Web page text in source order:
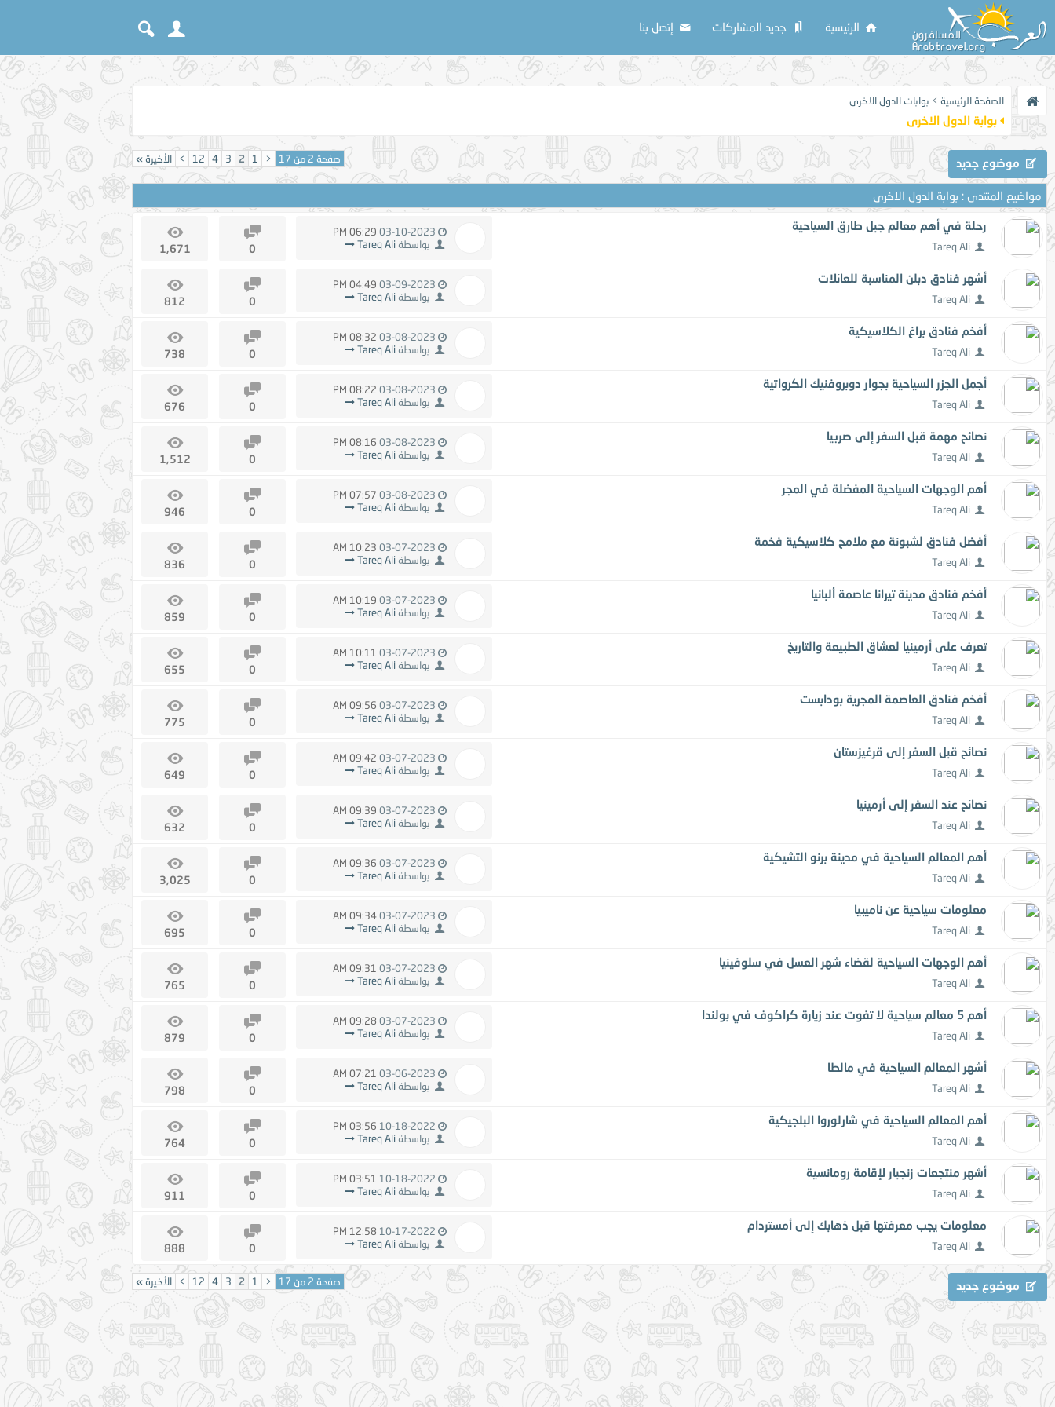
الرئيسية جديد المشاركات إتصل بنا
الصفحة الرئيسية > بوابات الدول الاخرى
بوابة الدول الاخرى
موضوع جديد صفحة 2 من 17 <
1
2
3
4
12
> الأخيرة»
مواضيع المنتدى : بوابة الدول الاخرى
رحلة في أهم معالم جبل طارق السياحية
Tareq Ali
0
1,671
06:29 PM
بواسطةTareq Ali
أشهر فنادق دبلن المناسبة للعائلات
Tareq Ali
0
812
04:49 PM
بواسطةTareq Ali
أفخم فنادق براغ الكلاسيكية
Tareq Ali
0
738
08:32 PM
بواسطةTareq Ali
أجمل الجزر السياحية بجوار دوبروفنيك الكرواتية
Tareq Ali
0
676
08:22 PM
بواسطةTareq Ali
نصائح مهمة قبل السفر إلى صربيا
Tareq Ali
0
1,512
08:16 PM
بواسطةTareq Ali
أهم الوجهات السياحية المفضلة في المجر
Tareq Ali
0
946
07:57 PM
بواسطةTareq Ali
أفضل فنادق لشبونة مع ملامح كلاسيكية فخمة
Tareq Ali
0
836
10:23 AM
بواسطةTareq Ali
أفخم فنادق مدينة تيرانا عاصمة ألبانيا
Tareq Ali
0
859
10:19 AM
بواسطةTareq Ali
تعرف على أرمينيا لعشاق الطبيعة والتاريخ
Tareq Ali
0
655
10:11 AM
بواسطةTareq Ali
أفخم فنادق العاصمة المجرية بودابست
Tareq Ali
0
775
09:56 AM
بواسطةTareq Ali
نصائح قبل السفر إلى قرغيزستان
Tareq Ali
0
649
09:42 AM
بواسطةTareq Ali
نصائح عند السفر إلى أرمينيا
Tareq Ali
0
632
09:39 AM
بواسطةTareq Ali
أهم المعالم السياحية في مدينة برنو التشيكية
Tareq Ali
0
3,025
09:36 AM
بواسطةTareq Ali
معلومات سياحية عن ناميبيا
Tareq Ali
0
695
09:34 AM
بواسطةTareq Ali
أهم الوجهات السياحية لقضاء شهر العسل في سلوفينيا
Tareq Ali
0
765
09:31 AM
بواسطةTareq Ali
أهم 5 معالم سياحية لا تفوت عند زيارة كراكوف في بولندا
Tareq Ali
0
879
09:28 AM
بواسطةTareq Ali
أشهر المعالم السياحية في مالطا
Tareq Ali
0
798
07:21 AM
بواسطةTareq Ali
أهم المعالم السياحية في شارلوروا البلجيكية
Tareq Ali
0
764
03:56 PM
بواسطةTareq Ali
أشهر منتجعات زنجبار لإقامة رومانسية
Tareq Ali
0
911
03:51 PM
بواسطةTareq Ali
معلومات يجب معرفتها قبل ذهابك إلى أمستردام
Tareq Ali
0
888
12:58 PM
بواسطةTareq Ali
موضوع جديد صفحة 2 من 17 <
1
2
3
4
12
> الأخيرة»